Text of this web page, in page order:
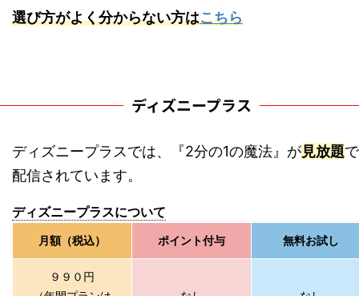
選び方がよく分からない方はこちら
ディズニープラス
ディズニープラスでは、『2分の1の魔法』が見放題で
配信されています。
ディズニープラスについて
月額（税込） ポイント付与 無料お試し
９９０円